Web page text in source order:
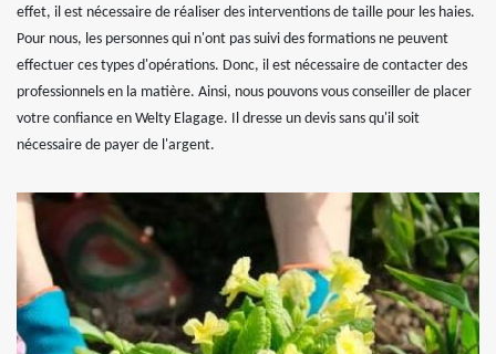
effet, il est nécessaire de réaliser des interventions de taille pour les haies.
Pour nous, les personnes qui n'ont pas suivi des formations ne peuvent
effectuer ces types d'opérations. Donc, il est nécessaire de contacter des
professionnels en la matière. Ainsi, nous pouvons vous conseiller de placer
votre confiance en Welty Elagage. Il dresse un devis sans qu'il soit
nécessaire de payer de l'argent.